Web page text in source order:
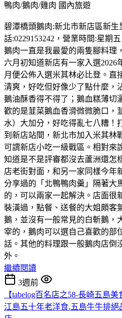
鴨肉/鵝肉/雞肉 國內旅遊
碧潭橋頭鵝肉:新北市新店區新生
話:0229153242，營業時間:星期
鵝肉一直是我最愛的兩隻腳料理
六月初知道新店有一家入選2026
月便公佈入選米其林必比登。直
清爽，好吃但好像少了點什麼，
鵝油酥香得不得了；鵝血糕薄切
歡的是韮菜鵝血香滑微微脆口，
水）大加分，好吃得亂七八糟！
到新店站間，新北市加入米其林
可謂新店小吃一級戰區。相對來
知道是不是評審都沒去蘆洲還怎
店老街對面，和另一家同樣今年
分享過的「北鴨鴨肉羹」隔著大
的，可以兩家一起解決。店面很
裝潢過，點餐、送餐的大姐頗客
鵝，並沒有一般常見的白斬鵝，
宰的，鵝肉可以選自己喜歡的部
話。其他的料理跟一般鵝肉店倒
外。
繼續閱讀
3週前
【tabelog百名店之58-長崎五島
江島五十年老洋食.五島牛牛排絕